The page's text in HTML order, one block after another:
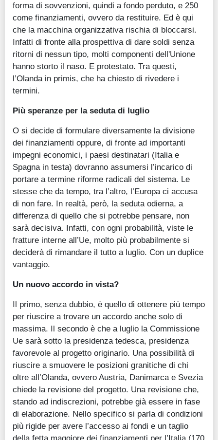
forma di sovvenzioni, quindi a fondo perduto, e 250
come finanziamenti, ovvero da restituire. Ed è qui
che la macchina organizzativa rischia di bloccarsi.
Infatti di fronte alla prospettiva di dare soldi senza
ritorni di nessun tipo, molti componenti dell'Unione
hanno storto il naso. E protestato. Tra questi,
l’Olanda in primis, che ha chiesto di rivedere i
termini.
Più speranze per la seduta di luglio
O si decide di formulare diversamente la divisione
dei finanziamenti oppure, di fronte ad importanti
impegni economici, i paesi destinatari (Italia e
Spagna in testa) dovranno assumersi l’incarico di
portare a termine riforme radicali del sistema. Le
stesse che da tempo, tra l’altro, l’Europa ci accusa
di non fare. In realtà, però, la seduta odierna, a
differenza di quello che si potrebbe pensare, non
sarà decisiva. Infatti, con ogni probabilità, viste le
fratture interne all’Ue, molto più probabilmente si
deciderà di rimandare il tutto a luglio. Con un duplice
vantaggio.
Un nuovo accordo in vista?
Il primo, senza dubbio, è quello di ottenere più tempo
per riuscire a trovare un accordo anche solo di
massima. Il secondo è che a luglio la Commissione
Ue sarà sotto la presidenza tedesca, presidenza
favorevole al progetto originario. Una possibilità di
riuscire a smuovere le posizioni granitiche di chi
oltre all’Olanda, ovvero Austria, Danimarca e Svezia
chiede la revisione del progetto. Una revisione che,
stando ad indiscrezioni, potrebbe già essere in fase
di elaborazione. Nello specifico si parla di condizioni
più rigide per avere l’accesso ai fondi e un taglio